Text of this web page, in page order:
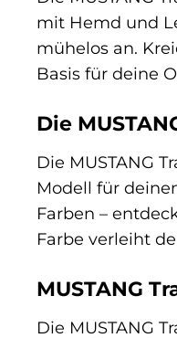
mit Hemd und
mühelos an.
Basis für deine
Die
Die MUSTANG
Modell für
Farben –
Farbe verleiht
MUSTANG
Die MUSTANG